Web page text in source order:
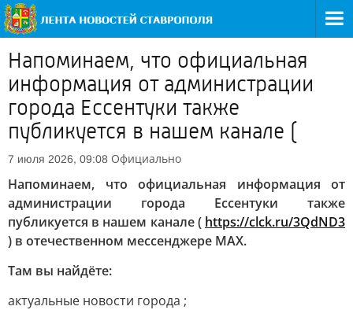
Напоминаем, что официальная
информация от администрации
города Ессентуки также
публикуется в нашем канале (
7 июля 2026, 09:08 Официально
Напоминаем, что официальная информация от
администрации города Ессентуки также
публикуется в нашем канале ( https://clck.ru/3QdND3
) в отечественном мессенджере MAX.
Там вы найдёте:
актуальные новости города ;